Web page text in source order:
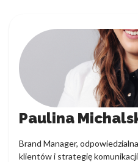
Paulina
Brand Manager,
klientów i strategię